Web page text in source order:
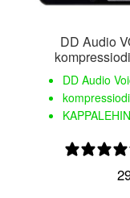
DD Audio
DD Audio